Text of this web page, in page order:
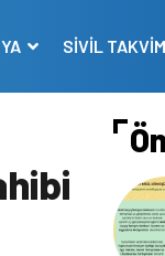
SİVİL TAKVİM